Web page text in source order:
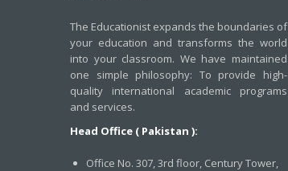
The Educationist expands the boundaries of
your education and transforms the world
into your classroom. We have maintained
one simple philosophy: To provide high-
quality international academic programs
and services.
Head Office ( Pakistan ):
Office No. 307, 3rd floor, Century Tower,